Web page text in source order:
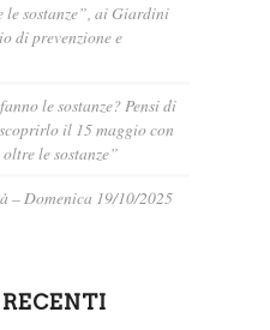
le sostanze”, ai Giardini
di prevenzione e
le sostanze? Pensi di
il 15 maggio con
le sostanze”
– Domenica 19/10/2025